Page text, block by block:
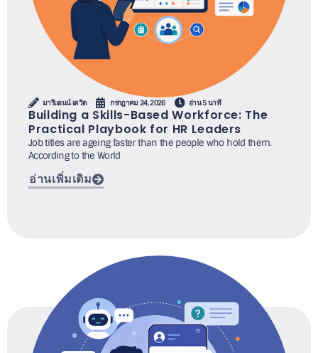
มารีแอนน์ เดวิด กรกฎาคม 24, 2026 อ่าน 5 นาที
Building a Skills-Based Workforce: The
Practical Playbook for HR Leaders
Job titles are ageing faster than the people who hold them.
According to the World
อ่านเพิ่มเติม